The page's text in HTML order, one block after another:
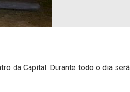
da Capital. Durante todo o dia será